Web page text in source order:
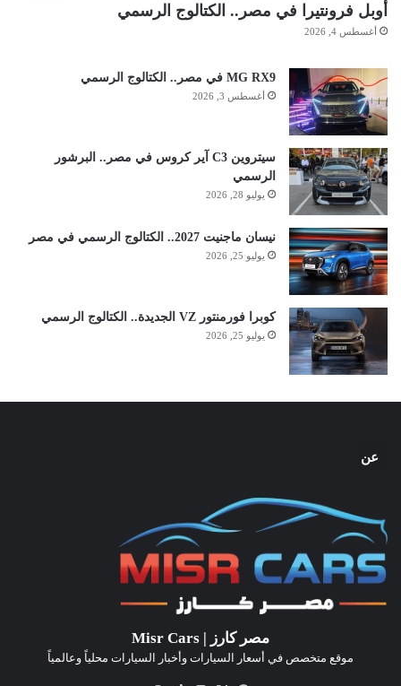
أوبل فرونتيرا في مصر.. الكتالوج الرسمي
أغسطس 4, 2026
MG RX9 في مصر.. الكتالوج الرسمي
أغسطس 3, 2026
سيتروين C3 آير كروس في مصر.. البرشور
الرسمي
يوليو 28, 2026
نيسان ماجنيت 2027.. الكتالوج الرسمي في مصر
يوليو 25, 2026
كوبرا فورمنتور VZ الجديدة.. الكتالوج الرسمي
يوليو 25, 2026
عن
مصر كارز | Misr Cars
موقع متخصص في أسعار السيارات وأخبار السيارات محلياً وعالمياً